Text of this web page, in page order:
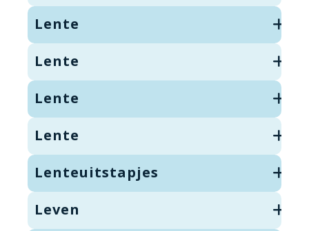
Lente
Lente
Lente
Lente
Lenteuitstapjes
Leven